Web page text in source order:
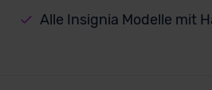
Alle Insignia Modelle mit